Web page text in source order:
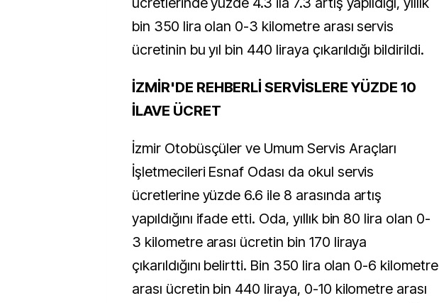
bin 350 lira olan 0-3 kilometre arası servis
ücretinin bu yıl bin 440 liraya çıkarıldığı bildirildi.
İZMİR'DE REHBERLİ SERVİSLERE YÜZDE 10
İLAVE ÜCRET
İzmir Otobüsçüler ve Umum Servis Araçları
İşletmecileri Esnaf Odası da okul servis
ücretlerine yüzde 6.6 ile 8 arasında artış
yapıldığını ifade etti. Oda, yıllık bin 80 lira olan 0-
3 kilometre arası ücretin bin 170 liraya
çıkarıldığını belirtti. Bin 350 lira olan 0-6 kilometre
arası ücretin bin 440 liraya, 0-10 kilometre arası